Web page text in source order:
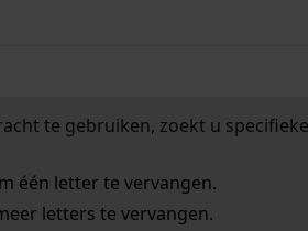
te gebruiken, zoekt u
één letter te vervangen.
letters te vervangen.